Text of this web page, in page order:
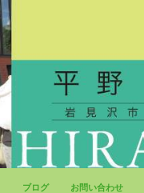
ブログ お問い合わせ